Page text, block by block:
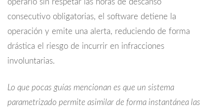
operario sin respetar las horas de descanso
consecutivo obligatorias, el software detiene la
operación y emite una alerta, reduciendo de forma
drástica el riesgo de incurrir en infracciones
involuntarias.
Lo que pocas guías mencionan es que un sistema
parametrizado permite asimilar de forma instantánea las